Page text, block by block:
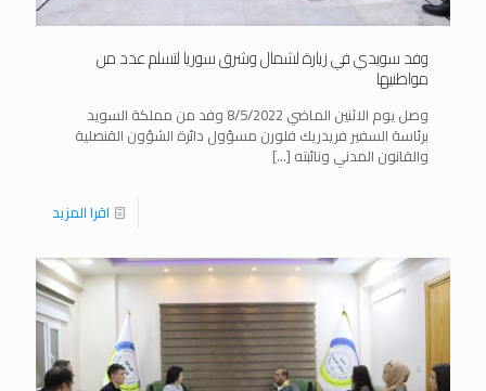
وفد سويدي في زيارة لشمال وشرق سوريا لتسلم عدد من
مواطنيها
وصل يوم الاثنين الماضي 8/5/2022 وفد من مملكة السويد
برئاسة السفير فريدريك فلورن مسؤول دائرة الشؤون القنصلية
والقانون المدني ونائبته […]
اقرا المزيد